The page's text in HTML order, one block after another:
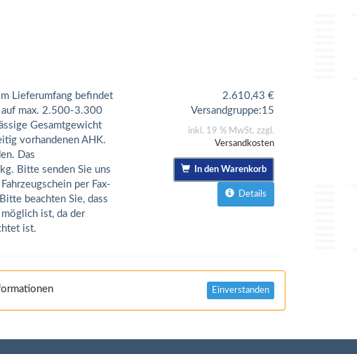
Lieferumfang befindet
auf max. 2.500-3.300
Gesamtgewicht
vorhandenen AHK.
Das
Bitte senden Sie uns
per Fax-
beachten Sie, dass
ist, da der
ist.
2.610,43 €
Versandgruppe:15
inkl. 19 % MwSt. zzgl.
Versandkosten
In den Warenkorb
Details
Einverstanden